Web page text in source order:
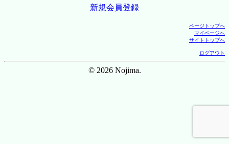
新規会員登録
ページトップへ
マイページへ
サイトトップへ
ログアウト
© 2026 Nojima.